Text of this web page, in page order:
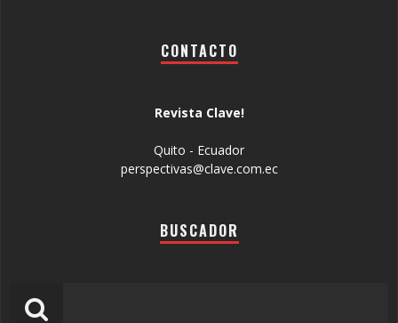
CONTACTO
Revista Clave!
Quito - Ecuador
perspectivas@clave.com.ec
BUSCADOR